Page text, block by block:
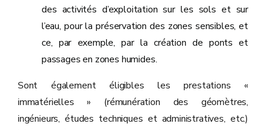
des activités d’exploitation sur les sols et sur
l’eau, pour la préservation des zones sensibles, et
ce, par exemple, par la création de ponts et
passages en zones humides.
Sont également éligibles les prestations «
immatérielles » (rémunération des géomètres,
ingénieurs, études techniques et administratives, etc.)